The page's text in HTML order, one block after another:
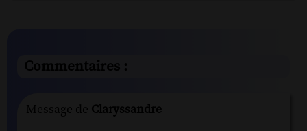
Commentaires :
Message de Claryssandre